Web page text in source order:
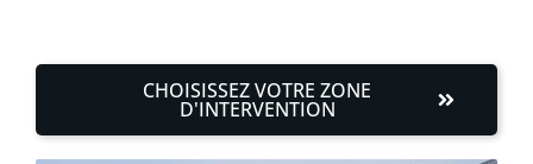
CHOISISSEZ VOTRE ZONE
D'INTERVENTION